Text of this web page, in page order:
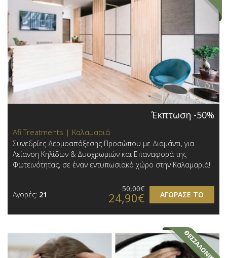
Έκπτωση -50%
Afi Treatments | Καλαμαριά
Συνεδρίες Δερμοαπόξεσης Προσώπου με Διαμάντι, για
Λείανση Κηλίδων & Δυσχρωμιών και Επαναφορά της
Φωτεινότητας, σε έναν εντυπωσιακό χώρο στην Καλαμαριά!
Αγορές: 21 ΑΓΟΡΑΣΕ ΤΟ
50,00€
24,90€